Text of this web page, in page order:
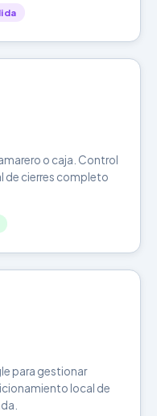
o caja. Control
de cierres completo
para gestionar
local de